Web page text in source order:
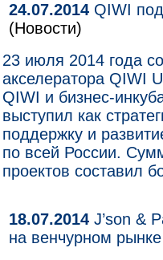
24.07.2014 QIWI
(Новости)
23 июля 2014 года
акселератора QIWI
QIWI и бизнес-
выступил как
поддержку и
по всей России.
проектов составил
18.07.2014 J’son &
на венчурном рынке